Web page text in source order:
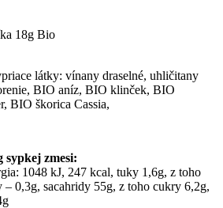
18g Bio
látky: vínany draselné, uhličitany
BIO aníz, BIO klinček, BIO
BIO škorica Cassia,
sypkej zmesi:
1048 kJ, 247 kcal, tuky 1,6g, z toho
– 0,3g, sacahridy 55g, z toho cukry 6,2g,